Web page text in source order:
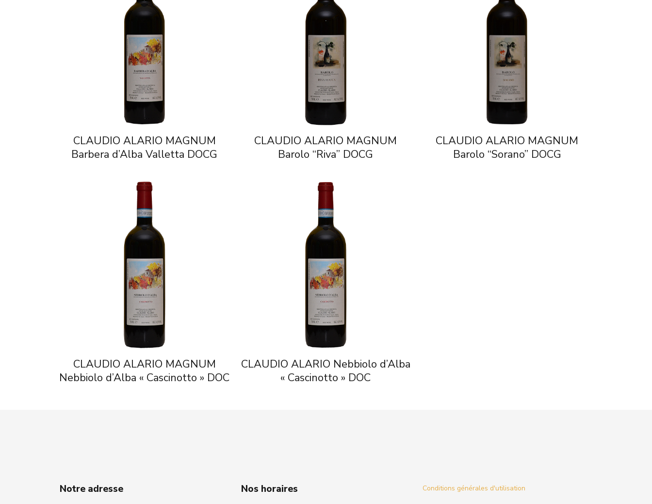
CLAUDIO ALARIO MAGNUM
Barbera d’Alba Valletta DOCG
CLAUDIO ALARIO MAGNUM
Barolo “Riva” DOCG
CLAUDIO ALARIO MAGNUM
Barolo “Sorano” DOCG
CLAUDIO ALARIO MAGNUM
Nebbiolo d’Alba « Cascinotto » DOC
CLAUDIO ALARIO Nebbiolo d’Alba
« Cascinotto » DOC
Notre adresse Nos horaires Conditions générales d'utilisation